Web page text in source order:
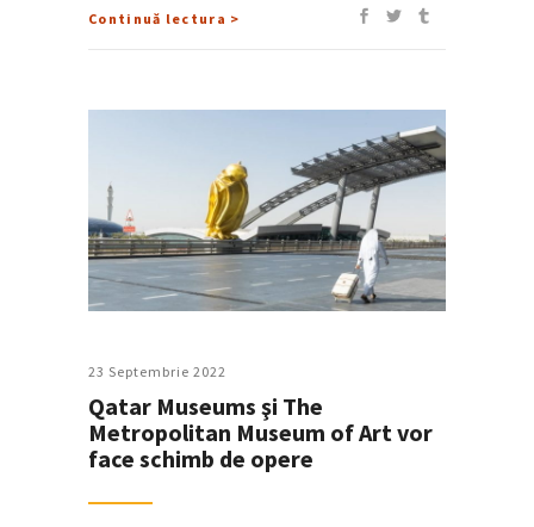
Continuă lectura >
23 Septembrie 2022
Qatar Museums şi The
Metropolitan Museum of Art vor
face schimb de opere